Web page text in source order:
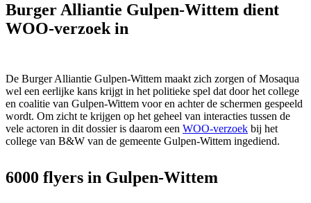
Burger Alliantie Gulpen-Wittem dient
WOO-verzoek in
De Burger Alliantie Gulpen-Wittem maakt zich zorgen of Mosaqua
wel een eerlijke kans krijgt in het politieke spel dat door het college
en coalitie van Gulpen-Wittem voor en achter de schermen gespeeld
wordt. Om zicht te krijgen op het geheel van interacties tussen de
vele actoren in dit dossier is daarom een WOO-verzoek bij het
college van B&W van de gemeente Gulpen-Wittem ingediend.
6000 flyers in Gulpen-Wittem